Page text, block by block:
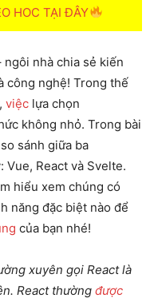
HOC TẠI ĐÂY
ngôi nhà chia sẻ kiến
công nghệ! Trong thế
việc lựa chọn
không nhỏ. Trong bài
sánh giữa ba
Vue, React và Svelte.
hiểu xem chúng có
năng đặc biệt nào để
của bạn nhé!
xuyên gọi React là
React thường được